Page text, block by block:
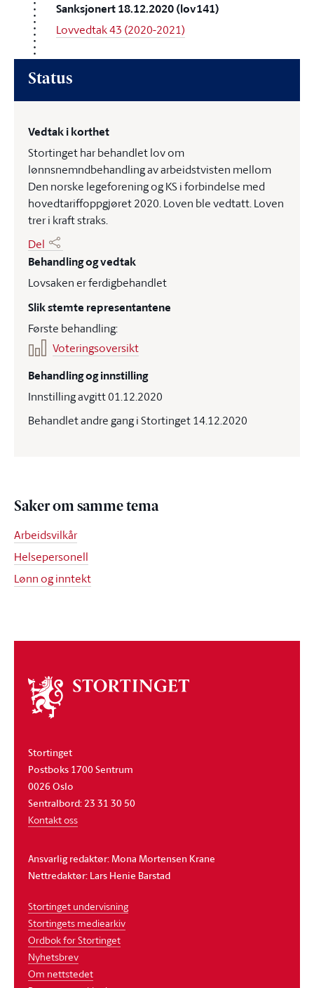
Sanksjonert 18.12.2020 (lov141)
Lovvedtak 43 (2020-2021)
Status
Vedtak i korthet
Stortinget har behandlet lov om
lønnsnemndbehandling av arbeidstvisten mellom
Den norske legeforening og KS i forbindelse med
hovedtariffoppgjøret 2020. Loven ble vedtatt. Loven
trer i kraft straks.
Del
Behandling og vedtak
Lovsaken er ferdigbehandlet
Slik stemte representantene
Første behandling:
Voteringsoversikt
Behandling og innstilling
Innstilling avgitt 01.12.2020
Behandlet andre gang i Stortinget 14.12.2020
Saker om samme tema
Arbeidsvilkår
Helsepersonell
Lønn og inntekt
Om
stortinget
Stortinget
Postboks 1700 Sentrum
0026 Oslo
Sentralbord: 23 31 30 50
Kontakt oss
Ansvarlig redaktør: Mona Mortensen Krane
Nettredaktør: Lars Henie Barstad
Stortinget undervisning
Stortingets mediearkiv
Ordbok for Stortinget
Nyhetsbrev
Om nettstedet